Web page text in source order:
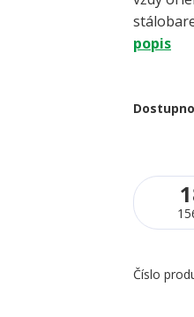
popis
Číslo